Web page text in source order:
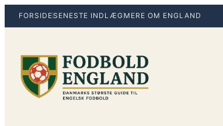
SpringFORSIDESENESTE INDLÆG MERE OM ENGLAND